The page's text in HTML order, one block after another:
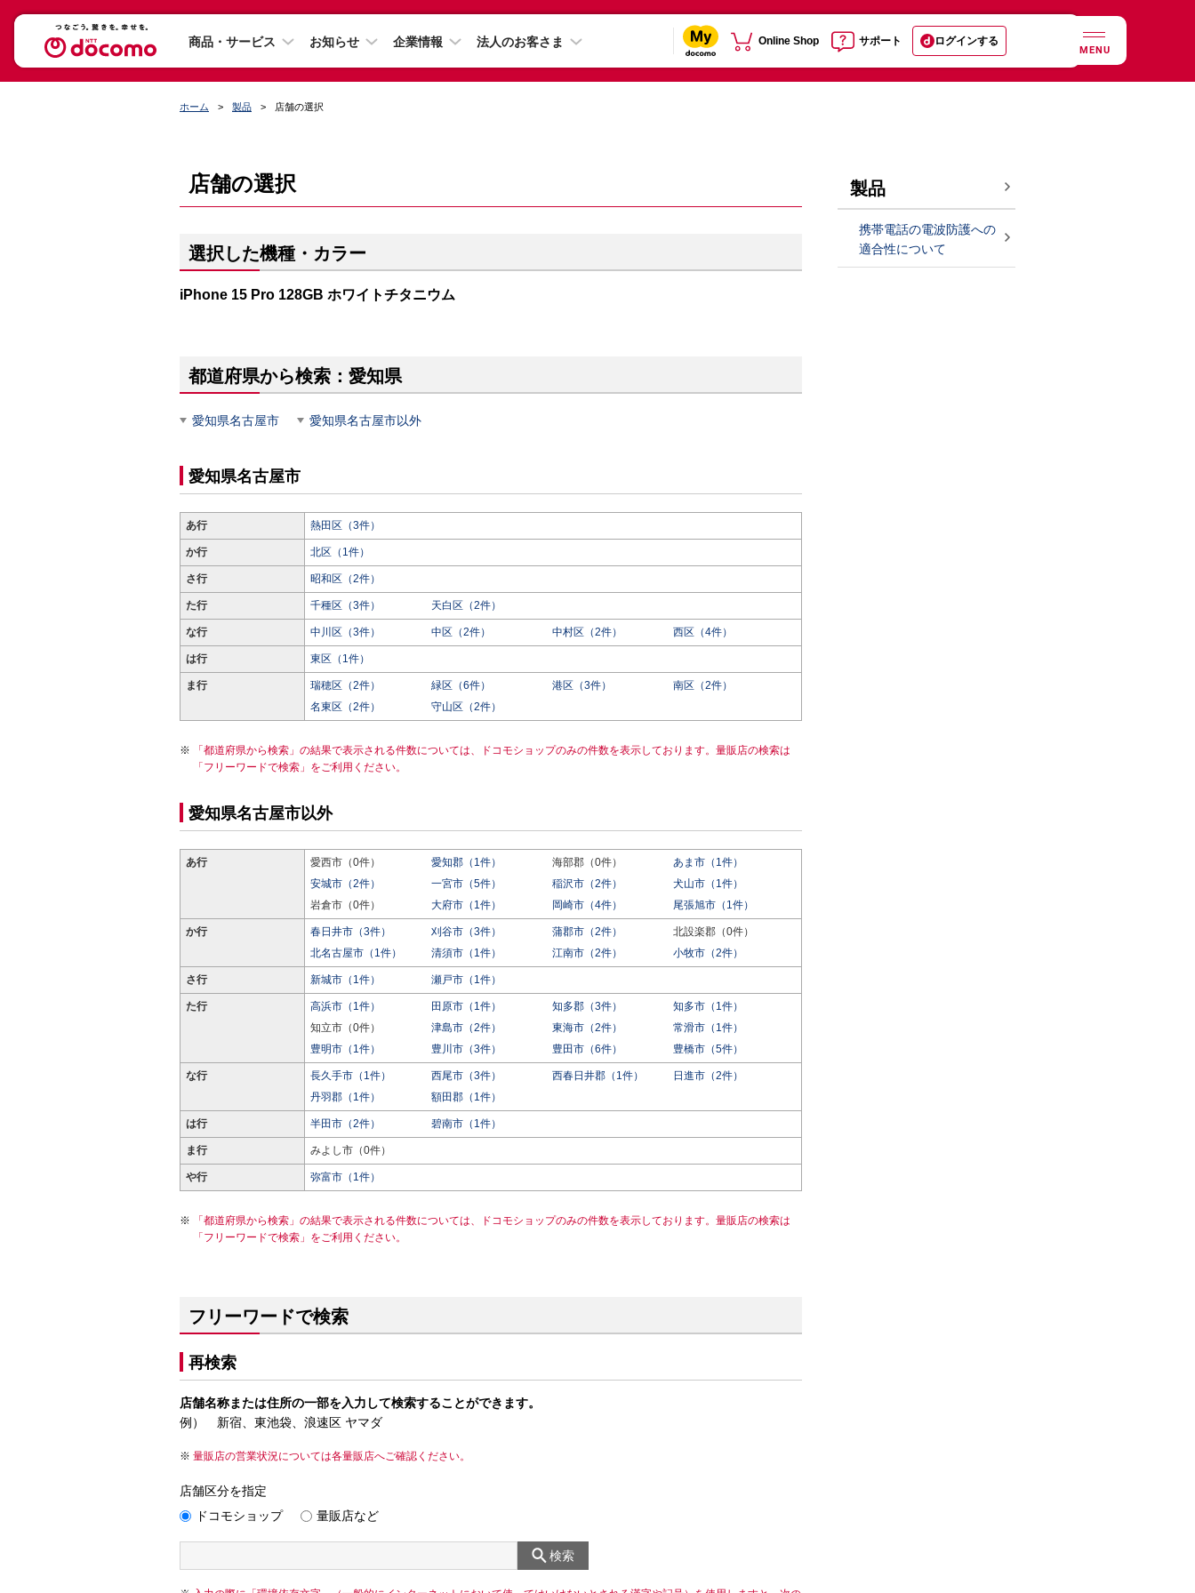
商品・サービス お知らせ 企業情報 法人のお客さま Online Shop サポート ログインする
MENU
ホーム 製品 店舗の選択
店舗の選択
選択した機種・カラー
iPhone 15 Pro 128GB ホワイトチタニウム
都道府県から検索：愛知県
愛知県名古屋市 愛知県名古屋市以外
愛知県名古屋市
あ行 熱田区（3件）
か行 北区（1件）
さ行 昭和区（2件）
た行 千種区（3件） 天白区（2件）
な行 中川区（3件） 中区（2件） 中村区（2件） 西区（4件）
は行 東区（1件）
ま行 瑞穂区（2件） 緑区（6件） 港区（3件）
南区（2件）
名東区（2件）
守山区（2件）
「都道府県から検索」の結果で表示される件数については、ドコモショップのみの件数を表示しております。量販店の検索は
「フリーワードで検索」をご利用ください。
愛知県名古屋市以外
あ行 愛西市（0件） 愛知郡（1件） 海部郡（0件）
あま市（1件）
安城市（2件）
一宮市（5件） 稲沢市（2件）
犬山市（1件）
岩倉市（0件）
大府市（1件） 岡崎市（4件） 尾張旭市（1件）
か行 春日井市（3件） 刈谷市（3件） 蒲郡市（2件）
北設楽郡（0件）
北名古屋市（1件）
清須市（1件） 江南市（2件） 小牧市（2件）
さ行 新城市（1件） 瀬戸市（1件）
た行 高浜市（1件） 田原市（1件） 知多郡（3件）
知多市（1件）
知立市（0件）
津島市（2件） 東海市（2件）
常滑市（1件）
豊明市（1件）
豊川市（3件） 豊田市（6件） 豊橋市（5件）
な行 長久手市（1件） 西尾市（3件） 西春日井郡（1件）
日進市（2件）
丹羽郡（1件）
額田郡（1件）
は行 半田市（2件） 碧南市（1件）
ま行 みよし市（0件）
や行 弥富市（1件）
「都道府県から検索」の結果で表示される件数については、ドコモショップのみの件数を表示しております。量販店の検索は
「フリーワードで検索」をご利用ください。
フリーワードで検索
再検索
店舗名称または住所の一部を入力して検索することができます。
例） 新宿、東池袋、浪速区 ヤマダ
量販店の営業状況については各量販店へご確認ください。
店舗区分を指定
ドコモショップ
量販店など
検索
製品
携帯電話の電波防護への
適合性について